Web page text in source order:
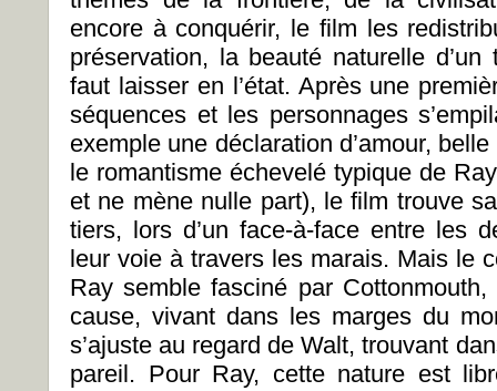
encore à conquérir, le film les
préservation, la beauté naturelle
faut laisser en l’état. Après une
séquences et les personnages
exemple une déclaration d’amour,
le romantisme échevelé typique de
et ne mène nulle part), le film trouve
tiers, lors d’un face-à-face entre les
leur voie à travers les marais. Mais le
Ray semble fasciné par
cause, vivant dans les marges du
s’ajuste au regard de Walt, trouvant
pareil. Pour Ray, cette nature est